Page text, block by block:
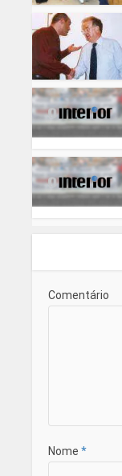
Comentário
Nome *